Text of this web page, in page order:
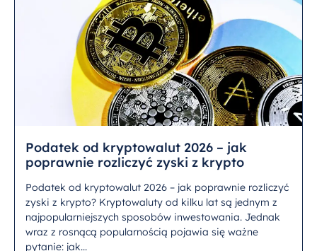
Podatek od kryptowalut 2026 – jak
poprawnie rozliczyć zyski z krypto
Podatek od kryptowalut 2026 – jak poprawnie rozliczyć
zyski z krypto? Kryptowaluty od kilku lat są jednym z
najpopularniejszych sposobów inwestowania. Jednak
wraz z rosnącą popularnością pojawia się ważne
pytanie: jak...